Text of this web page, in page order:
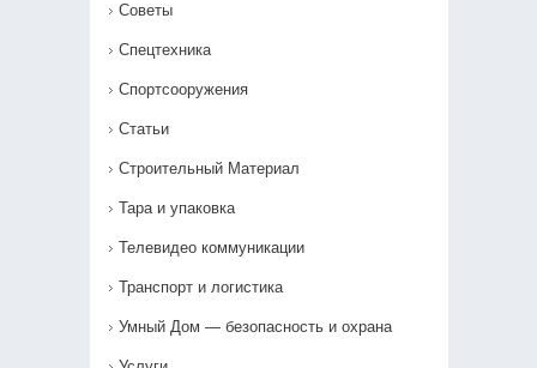
Советы
Спецтехника
Спортсооружения
Статьи
Строительный Материал
Тара и упаковка
Телевидео коммуникации
Транспорт и логистика
Умный Дом — безопасность и охрана